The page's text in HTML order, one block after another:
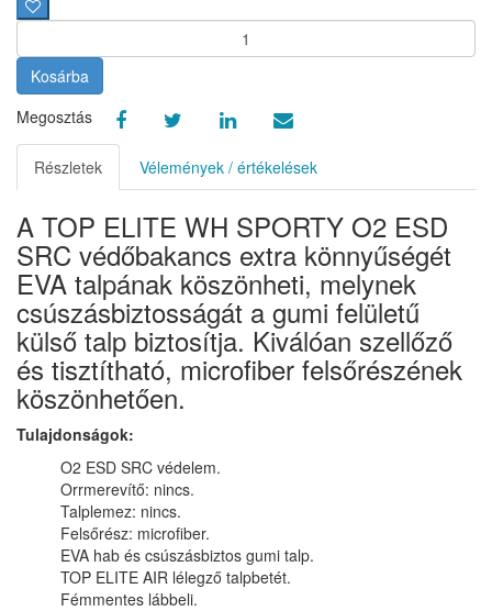
Kosárba
Megosztás
Részletek Vélemények / értékelések
A TOP ELITE WH SPORTY O2 ESD
SRC védőbakancs extra könnyűségét
EVA talpának köszönheti, melynek
csúszásbiztosságát a gumi felületű
külső talp biztosítja. Kiválóan szellőző
és tisztítható, microfiber felsőrészének
köszönhetően.
Tulajdonságok:
O2 ESD SRC védelem.
Orrmerevítő: nincs.
Talplemez: nincs.
Felsőrész: microfiber.
EVA hab és csúszásbiztos gumi talp.
TOP ELITE AIR lélegző talpbetét.
Fémmentes lábbeli.